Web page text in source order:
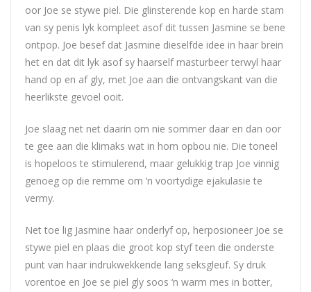
oor Joe se stywe piel. Die glinsterende kop en harde stam
van sy penis lyk kompleet asof dit tussen Jasmine se bene
ontpop. Joe besef dat Jasmine dieselfde idee in haar brein
het en dat dit lyk asof sy haarself masturbeer terwyl haar
hand op en af gly, met Joe aan die ontvangskant van die
heerlikste gevoel ooit.
Joe slaag net net daarin om nie sommer daar en dan oor
te gee aan die klimaks wat in hom opbou nie. Die toneel
is hopeloos te stimulerend, maar gelukkig trap Joe vinnig
genoeg op die remme om ‘n voortydige ejakulasie te
vermy.
Net toe lig Jasmine haar onderlyf op, herposioneer Joe se
stywe piel en plaas die groot kop styf teen die onderste
punt van haar indrukwekkende lang seksgleuf. Sy druk
vorentoe en Joe se piel gly soos ‘n warm mes in botter,